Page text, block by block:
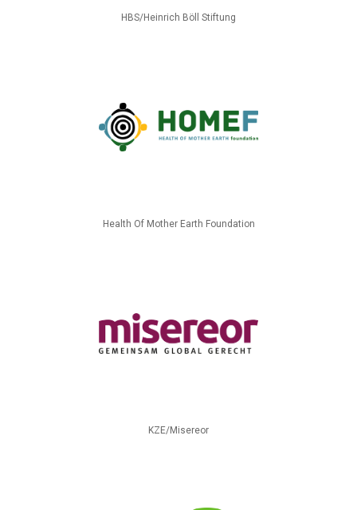
HBS/Heinrich Böll Stiftung
Health Of Mother Earth Foundation
KZE/Misereor